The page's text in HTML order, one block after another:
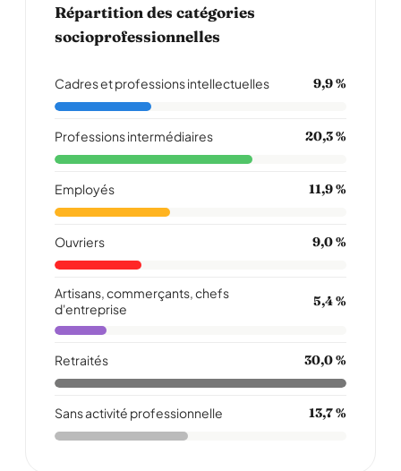
Répartition des catégories
socioprofessionnelles
Cadres et professions intellectuelles 9,9 %
Professions intermédiaires 20,3 %
Employés 11,9 %
Ouvriers 9,0 %
Artisans, commerçants, chefs
d'entreprise
5,4 %
Retraités 30,0 %
Sans activité professionnelle 13,7 %